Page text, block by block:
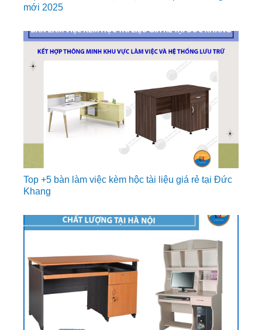
mới 2025
Top +5 bàn làm việc kèm hộc tài liệu giá rẻ tại Đức
Khang